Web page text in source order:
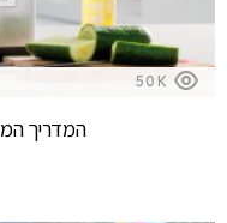
50K
המדריך